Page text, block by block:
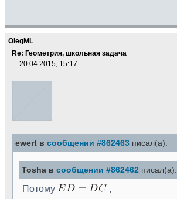
OlegML
Re: Геометрия, школьная задача
20.04.2015, 15:17
ewert в сообщении #862463 писал(а):
Tosha в сообщении #862462 писал(а):
Потому ,